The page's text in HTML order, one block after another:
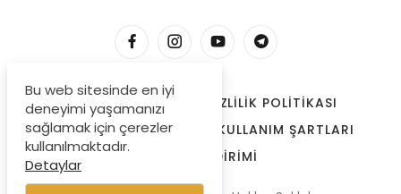
HESABIM İLETIŞIM
GIZLILIK POLITIKASI
ÇEREZLER
BIZE ULAŞIN
KULLANIM ŞARTLARI
ÖDEME BILDIRIMI
Bu web sitesinde en iyi
deneyimi yaşamanızı
sağlamak için çerezler
kullanılmaktadır.
Detaylar